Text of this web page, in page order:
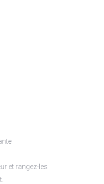
et rangez-les